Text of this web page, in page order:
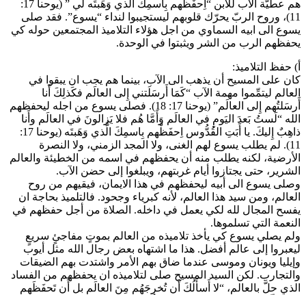
هم عطيّة الآب للابن “اِحفَظْهم بِاسمِكَ الَّذي وَهَبتَه لي ” (يوحنا 17:
11)، وروح الربّ يحرّك قلوبهم ليستجيبوا لنداء “يسوع”. فقد صلى
يسوع الى ابيه السماوي من اجل هؤلاء التلاميذ المجتمعين حوله كي
يحفظهم الرب من الشر ويثبتوا في الوحدة.
أ‌) حفظ التلاميذ:
كان على المسيح أن يذهب الى الآب، بينما هم يجب ان يبقوا في
العالم ليتمِّموا مهمة الآب “كَمَا أَرسَلَتني إِلى العالَم فكَذلِكَ أَنا
أَرسَلتُهم إِلى العالَم” (يوحنا 17: 18). فصلى يسوع من اجله ليحفظهم
الله “لَستُ بَعدَ اليَومِ في العالَم وَأَمَّا هُم فلا يَزالونَ في العالَم وأَنا
ذاهِبٌ إِليكَ. يا أَبَتِ القُدُّوس اِحفَظْهم بِاسمِكَ الَّذي وَهَبتَه (يوحنا 17:
11). لم يطلب يسوع لهم الغنى، ولا المجد الزمني، ولا النصرة
الأرضية، لكنه يطلب منه أن يحفظهم في اسمه من الخطيئة والعالم
الشرير، حتى يجتازوا أيام غربتهم، ويبلغوا إلى حضن الآب.
وصلى يسوع الى أبيه ليحفظهم في هذا الايمان، فيقيهم من روح
العالم، ومن سيد هذا العالم، لأنه كبرياء وجحود. فالتلميذ بحاجة ان
يفسح المجال لله لكي يعمل في داخله. الصلاة من أجل حفظهم في
النعمة التي تسلموها.
ولم يصلي يسوع كي يأخذ تلاميذه من العالم بموتٍ مفاجئٍ سريعٍ
ليعبروا إلى عالم أفضل. هذا ما اشتهاه بعض رجال الله مثل أيوب
وإيليا ويونان وموسى عندما ضاق بهم الأمر واشتدت بهم الضيقات
والتجارب. لكن السيد المسيح صلى لتلاميذه ان يحفظهم من الفساد
الذي حلَّ بالعالم، “لا أَسأَلُكَ أَن تُخرِجَهُم مِنَ العالَم بل أَن تَحفَظَهم